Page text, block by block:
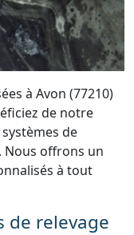
à Avon (77210)
de notre
de
Nous offrons un
à tout
de relevage